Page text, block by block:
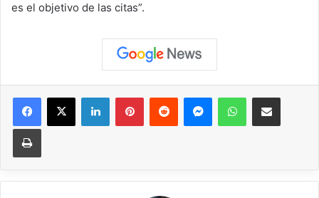
es el objetivo de las citas”.
Facebook
X LinkedInPinterestReddit MessengerWhatsAppCompartir vía correo
Imprimir